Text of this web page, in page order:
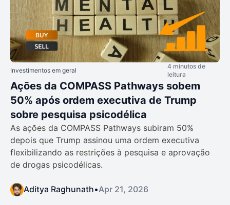
Investimentos em geral
4 minutos de
leitura
Ações da COMPASS Pathways sobem
50% após ordem executiva de Trump
sobre pesquisa psicodélica
As ações da COMPASS Pathways subiram 50%
depois que Trump assinou uma ordem executiva
flexibilizando as restrições à pesquisa e aprovação
de drogas psicodélicas.
Aditya Raghunath•Apr 21, 2026